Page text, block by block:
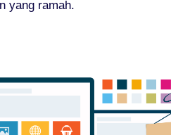
yang ramah.